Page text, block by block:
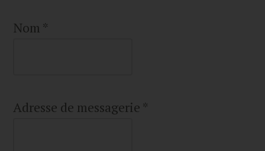
Nom *
Adresse de messagerie *